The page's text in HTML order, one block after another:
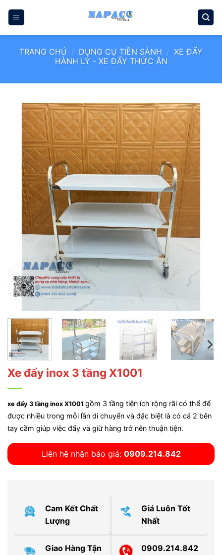
qua
TRANG CHỦ / DỤNG CỤ TIỀN SẢNH / XE ĐẨY
HÀNH LÝ - XE ĐẨY THỨC ĂN
Xe đẩy inox 3 tầng X1001
xe đẩy 3 tầng inox X1001 gồm 3 tầng tiện ích rộng rãi có thể để
được nhiều trong mỗi lần di chuyển và đặc biệt là có cả 2 bên
tay cầm giúp việc đẩy và giữ hàng trở nên thuận tiện.
Liên hệ nhận báo giá: 0909.214.842
Cam Kết Chất
Lượng
Giá Luôn Tốt
Nhất
Giao Hàng Tận
0909.214.842